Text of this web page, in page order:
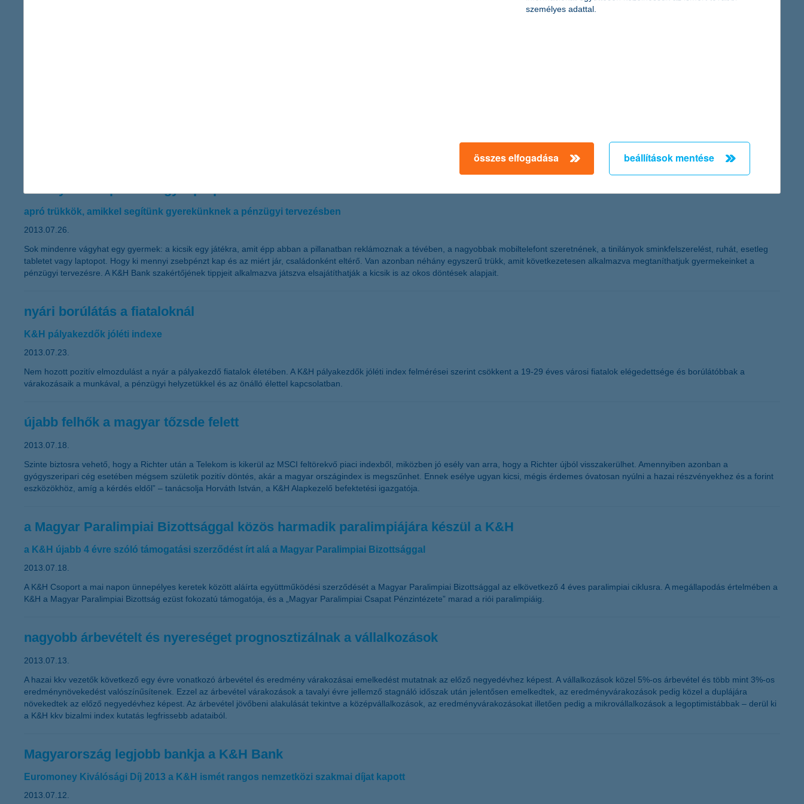
Budapest, 2013. július 24. – A K&H gyógyvarázs program 2013-ban ünnepli 10 éves fennállását. Idén a zsűri 11 intézményt választott ki a 20 millió forintos pályázati támogatásra, amely 12 000 beteg
gyermek gyorsabb gyógyulását segíti. A jubileum alkalmából a K&H további 5 millió forint értékű különdíjat is felajánlott, amely májtranszplantációra váró csecsemők életének megmentésében segíthet.
mennyit kell spórolni egy laptopért?
apró trükkök, amikkel segítünk gyerekünknek a pénzügyi tervezésben
2013.07.26.
Sok mindenre vágyhat egy gyermek: a kicsik egy játékra, amit épp abban a pillanatban reklámoznak a tévében, a nagyobbak mobiltelefont szeretnének, a tinilányok sminkfelszerelést, ruhát, esetleg
tabletet vagy laptopot. Hogy ki mennyi zsebpénzt kap és az miért jár, családonként eltérő. Van azonban néhány egyszerű trükk, amit következetesen alkalmazva megtaníthatjuk gyermekeinket a
pénzügyi tervezésre. A K&H Bank szakértőjének tippjeit alkalmazva játszva elsajátíthatják a kicsik is az okos döntések alapjait.
nyári borúlátás a fiataloknál
K&H pályakezdők jóléti indexe
2013.07.23.
Nem hozott pozitív elmozdulást a nyár a pályakezdő fiatalok életében. A K&H pályakezdők jóléti index felmérései szerint csökkent a 19-29 éves városi fiatalok elégedettsége és borúlátóbbak a
várakozásaik a munkával, a pénzügyi helyzetükkel és az önálló élettel kapcsolatban.
újabb felhők a magyar tőzsde felett
2013.07.18.
Szinte biztosra vehető, hogy a Richter után a Telekom is kikerül az MSCI feltörekvő piaci indexből, miközben jó esély van arra, hogy a Richter újból visszakerülhet. Amennyiben azonban a
gyógyszeripari cég esetében mégsem születik pozitív döntés, akár a magyar országindex is megszűnhet. Ennek esélye ugyan kicsi, mégis érdemes óvatosan nyúlni a hazai részvényekhez és a forint
eszközökhöz, amíg a kérdés eldől” – tanácsolja Horváth István, a K&H Alapkezelő befektetési igazgatója.
a Magyar Paralimpiai Bizottsággal közös harmadik paralimpiájára készül a K&H
a K&H újabb 4 évre szóló támogatási szerződést írt alá a Magyar Paralimpiai Bizottsággal
2013.07.18.
A K&H Csoport a mai napon ünnepélyes keretek között aláírta együttműködési szerződését a Magyar Paralimpiai Bizottsággal az elkövetkező 4 éves paralimpiai ciklusra. A megállapodás értelmében a
K&H a Magyar Paralimpiai Bizottság ezüst fokozatú támogatója, és a „Magyar Paralimpiai Csapat Pénzintézete” marad a riói paralimpiáig.
nagyobb árbevételt és nyereséget prognosztizálnak a vállalkozások
2013.07.13.
A hazai kkv vezetők következő egy évre vonatkozó árbevétel és eredmény várakozásai emelkedést mutatnak az előző negyedévhez képest. A vállalkozások közel 5%-os árbevétel és több mint 3%-os
eredménynövekedést valószínűsítenek. Ezzel az árbevétel várakozások a tavalyi évre jellemző stagnáló időszak után jelentősen emelkedtek, az eredményvárakozások pedig közel a duplájára
növekedtek az előző negyedévhez képest. Az árbevétel jövőbeni alakulását tekintve a középvállalkozások, az eredményvárakozásokat illetően pedig a mikrovállalkozások a legoptimistábbak – derül ki
a K&H kkv bizalmi index kutatás legfrissebb adataiból.
Magyarország legjobb bankja a K&H Bank
Euromoney Kiválósági Díj 2013 a K&H ismét rangos nemzetközi szakmai díjat kapott
2013.07.12.
személyes adattal.
összes elfogadása beállítások mentése